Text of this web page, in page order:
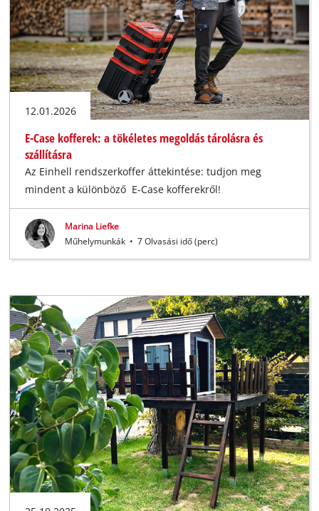
12.01.2026
E-Case kofferek: a tökéletes megoldás tárolásra és
szállításra
Az Einhell rendszerkoffer áttekintése: tudjon meg
mindent a különböző E-Case kofferekről!
Marina Liefke
Műhelymunkák • 7 Olvasási idő (perc)